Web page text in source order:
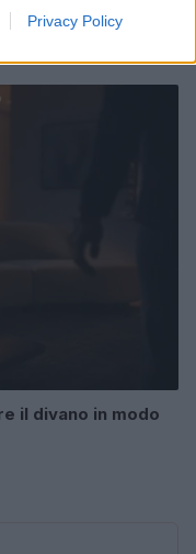
Privacy Policy
più elegante della
il divano in modo